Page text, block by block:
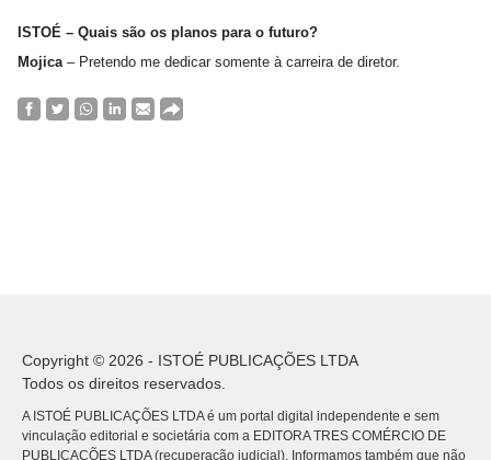
ISTOÉ – Quais são os planos para o futuro?
Mojica– Pretendo me dedicar somente à carreira de diretor.
Copyright © 2026 - ISTOÉ PUBLICAÇÕES LTDA
Todos os direitos reservados.
A ISTOÉ PUBLICAÇÕES LTDA é um portal digital independente e sem
vinculação editorial e societária com a EDITORA TRES COMÉRCIO DE
PUBLICACÕES LTDA (recuperação judicial). Informamos também que não